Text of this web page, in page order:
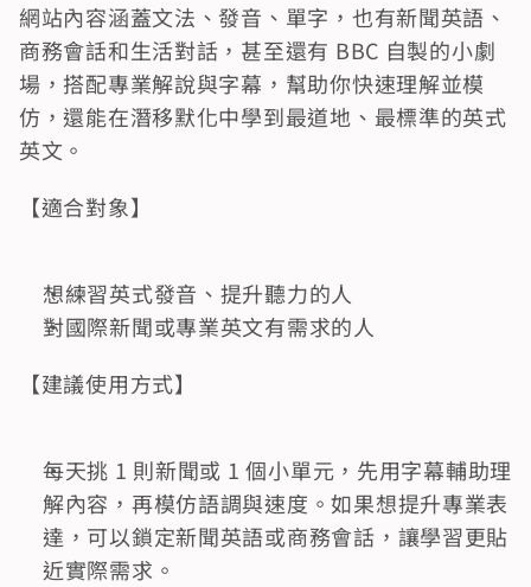
網站內容涵蓋文法、發音、單字，也有新聞英語、
商務會話和生活對話，甚至還有 BBC 自製的小劇
場，搭配專業解說與字幕，幫助你快速理解並模
仿，還能在潛移默化中學到最道地、最標準的英式
英文。
【適合對象】
想練習英式發音、提升聽力的人
對國際新聞或專業英文有需求的人
【建議使用方式】
每天挑 1 則新聞或 1 個小單元，先用字幕輔助理
解內容，再模仿語調與速度。如果想提升專業表
達，可以鎖定新聞英語或商務會話，讓學習更貼
近實際需求。